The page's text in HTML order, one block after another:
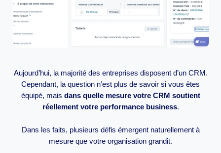
Aujourd’hui, la majorité des entreprises disposent d’un CRM.
Cependant, la question n’est plus de savoir si vous êtes
équipé, mais dans quelle mesure votre CRM soutient
réellement votre performance business.
Dans les faits, plusieurs défis émergent naturellement à
mesure que votre organisation grandit.